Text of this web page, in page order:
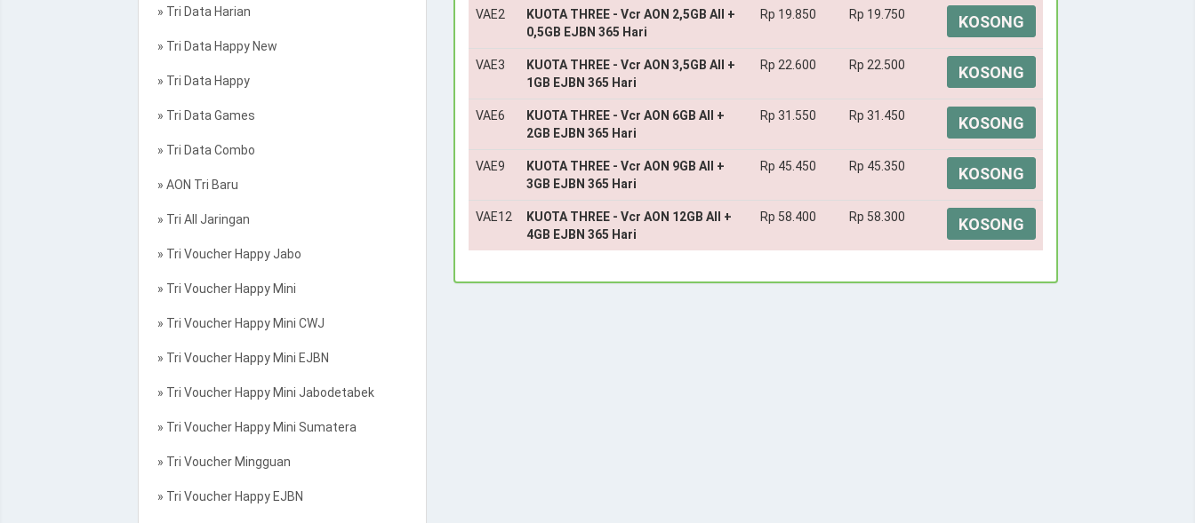
» Tri Data Harian
» Tri Data Happy New
» Tri Data Happy
» Tri Data Games
» Tri Data Combo
» AON Tri Baru
» Tri All Jaringan
» Tri Voucher Happy Jabo
» Tri Voucher Happy Mini
» Tri Voucher Happy Mini CWJ
» Tri Voucher Happy Mini EJBN
» Tri Voucher Happy Mini Jabodetabek
» Tri Voucher Happy Mini Sumatera
» Tri Voucher Mingguan
» Tri Voucher Happy EJBN
VAE2
KUOTA THREE - Vcr AON 2,5GB All +
0,5GB EJBN 365 Hari
Rp 19.850 Rp 19.750 KOSONG
VAE3
KUOTA THREE - Vcr AON 3,5GB All +
1GB EJBN 365 Hari
Rp 22.600 Rp 22.500 KOSONG
VAE6
KUOTA THREE - Vcr AON 6GB All +
2GB EJBN 365 Hari
Rp 31.550 Rp 31.450 KOSONG
VAE9
KUOTA THREE - Vcr AON 9GB All +
3GB EJBN 365 Hari
Rp 45.450 Rp 45.350 KOSONG
VAE12
KUOTA THREE - Vcr AON 12GB All +
4GB EJBN 365 Hari
Rp 58.400 Rp 58.300 KOSONG